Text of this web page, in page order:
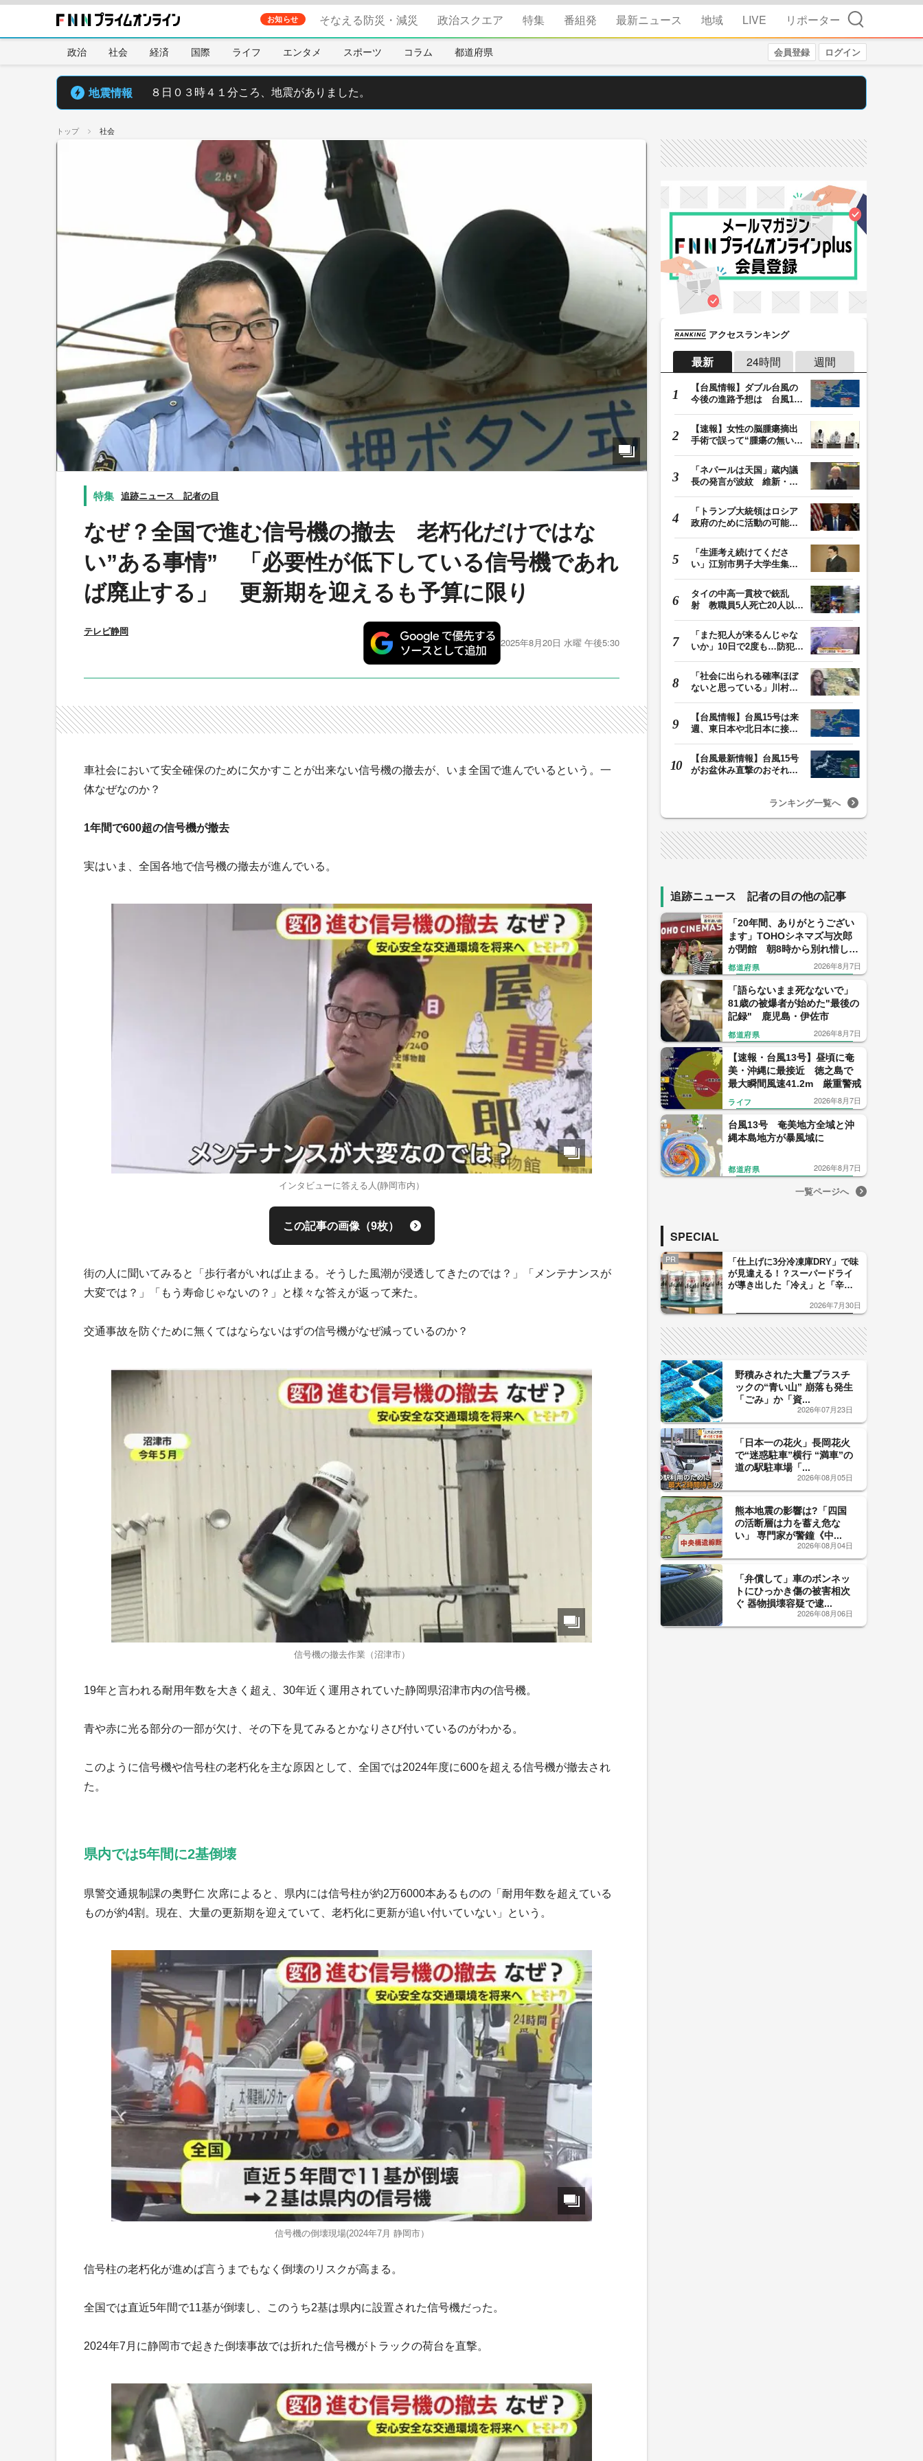
お知らせ そなえる防災・減災 政治スクエア 特集 番組発 最新ニュース 地域 LIVE リポーター 検索
政治 社会 経済 国際 ライフ エンタメ スポーツ コラム 都道府県 会員登録 ログイン
地震情報 ８日０３時４１分ころ、地震がありました。
トップ 社会
追跡ニュース 記者の目
なぜ？全国で進む信号機の撤去 老朽化だけではな
い”ある事情” 「必要性が低下している信号機であれ
ば廃止する」 更新期を迎えるも予算に限り
テレビ静岡
2025年8月20日 水曜 午後5:30
車社会において安全確保のために欠かすことが出来ない信号機の撤去が、いま全国で進んでいるという。一
体なぜなのか？
1年間で600超の信号機が撤去
実はいま、全国各地で信号機の撤去が進んでいる。
インタビューに答える人(静岡市内）
この記事の画像（9枚）
街の人に聞いてみると「歩行者がいれば止まる。そうした風潮が浸透してきたのでは？」「メンテナンスが
大変では？」「もう寿命じゃないの？」と様々な答えが返って来た。
交通事故を防ぐために無くてはならないはずの信号機がなぜ減っているのか？
信号機の撤去作業（沼津市）
19年と言われる耐用年数を大きく超え、30年近く運用されていた静岡県沼津市内の信号機。
青や赤に光る部分の一部が欠け、その下を見てみるとかなりさび付いているのがわかる。
このように信号機や信号柱の老朽化を主な原因として、全国では2024年度に600を超える信号機が撤去され
た。
県内では5年間に2基倒壊
県警交通規制課の奥野仁 次席によると、県内には信号柱が約2万6000本あるものの「耐用年数を超えている
ものが約4割。現在、大量の更新期を迎えていて、老朽化に更新が追い付いていない」という。
信号機の倒壊現場(2024年7月 静岡市）
信号柱の老朽化が進めば言うまでもなく倒壊のリスクが高まる。
全国では直近5年間で11基が倒壊し、このうち2基は県内に設置された信号機だった。
2024年7月に静岡市で起きた倒壊事故では折れた信号機がトラックの荷台を直撃。
アクセスランキング
最新 24時間 週間
【台風情報】ダブル台風の
今後の進路予想は 台風13
【速報】女性の脳腫瘍摘出
手術で誤って“腫瘍の無い部
「ネパールは天国」蔵内議
長の発言が波紋 維新・吉
「トランプ大統領はロシア
政府のために活動の可能
「生涯考え続けてくださ
い」江別市男子大学生集団
タイの中高一貫校で銃乱
射 教職員5人死亡20人以上
「また犯人が来るんじゃな
いか」10日で2度も…防犯カ
「社会に出られる確率ほぼ
ないと思っている」川村葉
【台風情報】台風15号は来
週、東日本や北日本に接近
【台風最新情報】台風15号
がお盆休み直撃のおそれ
ランキング一覧へ
追跡ニュース 記者の目の他の記事
「20年間、ありがとうござい
ます」TOHOシネマズ与次郎
が閉館 朝8時から別れ惜しむ
ファンも【鹿児島】
都道府県 2026年8月7日
「語らないまま死なないで」
81歳の被爆者が始めた"最後の
記録" 鹿児島・伊佐市
都道府県 2026年8月7日
【速報・台風13号】昼頃に奄
美・沖縄に最接近 徳之島で
最大瞬間風速41.2m 厳重警戒
ライフ 2026年8月7日
台風13号 奄美地方全域と沖
縄本島地方が暴風域に
都道府県 2026年8月7日
一覧ページへ
SPECIAL
PR
「仕上げに3分冷凍庫DRY」で味
が見違える！？スーパードライ
が導き出した「冷え」と「辛
した「辛口カーブ」が飲み頃の
2026年7月30日
野積みされた大量プラスチ
ックの“青い山” 崩落も発生
「ごみ」か「資...
2026年07月23日
「日本一の花火」長岡花火
で“迷惑駐車”横行 “満車”の
道の駅駐車場「...
2026年08月05日
熊本地震の影響は?「四国
の活断層は力を蓄え危な
い」 専門家が警鐘《中...
2026年08月04日
「弁償して」車のボンネッ
トにひっかき傷の被害相次
ぐ 器物損壊容疑で逮...
2026年08月06日